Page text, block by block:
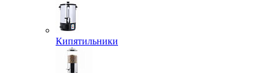
Кипятильники